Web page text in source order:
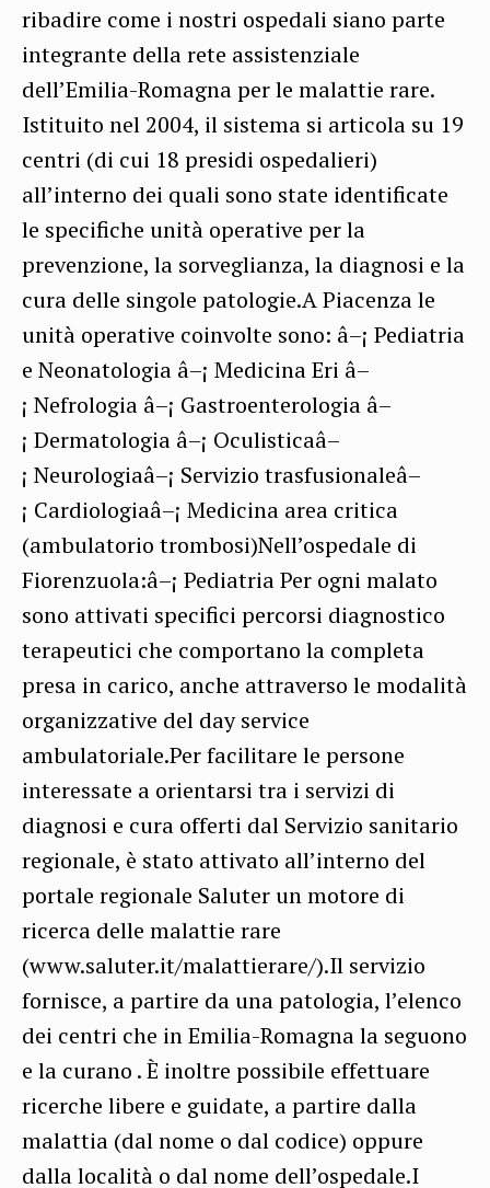
ribadire come i nostri ospedali siano parte
integrante della rete assistenziale
dell’Emilia-Romagna per le malattie rare.
Istituito nel 2004, il sistema si articola su 19
centri (di cui 18 presidi ospedalieri)
all’interno dei quali sono state identificate
le specifiche unità operative per la
prevenzione, la sorveglianza, la diagnosi e la
cura delle singole patologie.A Piacenza le
unità operative coinvolte sono: â–¡ Pediatria
e Neonatologia â–¡ Medicina Eri â–
¡ Nefrologia â–¡ Gastroenterologia â–
¡ Dermatologia â–¡ Oculisticaâ–
¡ Neurologiaâ–¡ Servizio trasfusionaleâ–
¡ Cardiologiaâ–¡ Medicina area critica
(ambulatorio trombosi)Nell’ospedale di
Fiorenzuola:â–¡ Pediatria Per ogni malato
sono attivati specifici percorsi diagnostico
terapeutici che comportano la completa
presa in carico, anche attraverso le modalità
organizzative del day service
ambulatoriale.Per facilitare le persone
interessate a orientarsi tra i servizi di
diagnosi e cura offerti dal Servizio sanitario
regionale, è stato attivato all’interno del
portale regionale Saluter un motore di
ricerca delle malattie rare
(www.saluter.it/malattierare/).Il servizio
fornisce, a partire da una patologia, l’elenco
dei centri che in Emilia-Romagna la seguono
e la curano . È inoltre possibile effettuare
ricerche libere e guidate, a partire dalla
malattia (dal nome o dal codice) oppure
dalla località o dal nome dell’ospedale.I